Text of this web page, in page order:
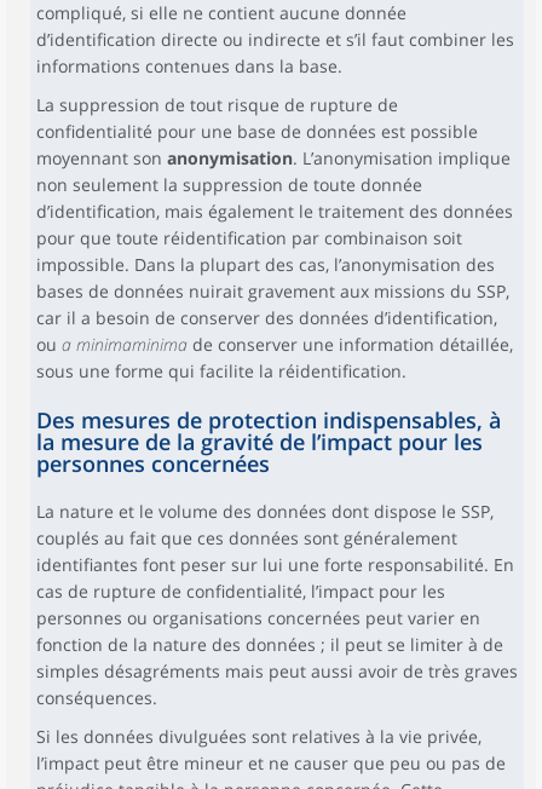
compliqué, si elle ne contient aucune donnée
d’identification directe ou indirecte et s’il faut combiner les
informations contenues dans la base.
La suppression de tout risque de rupture de
confidentialité pour une base de données est possible
moyennant son anonymisation. L’anonymisation implique
non seulement la suppression de toute donnée
d’identification, mais également le traitement des données
pour que toute réidentification par combinaison soit
impossible. Dans la plupart des cas, l’anonymisation des
bases de données nuirait gravement aux missions du SSP,
car il a besoin de conserver des données d’identification,
ou a minimaminima de conserver une information détaillée,
sous une forme qui facilite la réidentification.
Des mesures de protection indispensables, à
la mesure de la gravité de l’impact pour les
personnes concernées
La nature et le volume des données dont dispose le SSP,
couplés au fait que ces données sont généralement
identifiantes font peser sur lui une forte responsabilité. En
cas de rupture de confidentialité, l’impact pour les
personnes ou organisations concernées peut varier en
fonction de la nature des données ; il peut se limiter à de
simples désagréments mais peut aussi avoir de très graves
conséquences.
Si les données divulguées sont relatives à la vie privée,
l’impact peut être mineur et ne causer que peu ou pas de